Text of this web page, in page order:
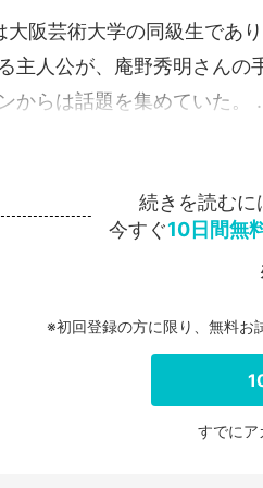
大阪芸術大学の同級生であ
主人公が、庵野秀明さんの
からは話題を集めていた。
続きを読むに
今すぐ10日間無
※初回登録の方に限り、無料お
すでにア